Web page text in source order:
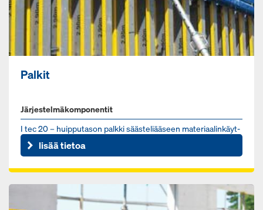
Palkit
Järjestelmäkomponentit
I tec 20 – huip­pu­ta­son palk­ki sääs­te­li­ää­seen ma­te­ri­aa­lin­käyt­
töön
lisää tietoa